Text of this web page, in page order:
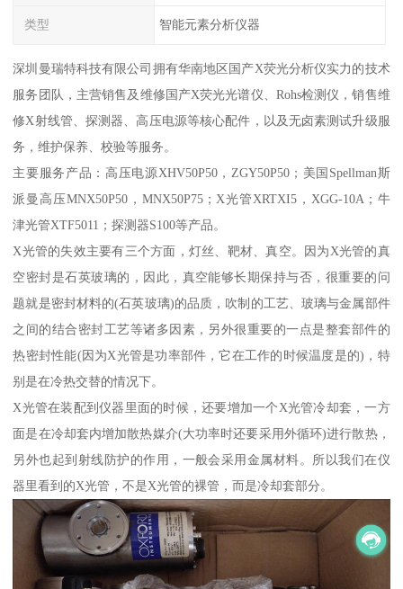
类型 智能元素分析仪器
深圳曼瑞特科技有限公司拥有华南地区国产X荧光分析仪实力的技术
服务团队，主营销售及维修国产X荧光光谱仪、Rohs检测仪，销售维
修X射线管、探测器、高压电源等核心配件，以及无卤素测试升级服
务，维护保养、校验等服务。
主要服务产品：高压电源XHV50P50，ZGY50P50；美国Spellman斯
派曼高压MNX50P50，MNX50P75；X光管XRTXI5，XGG-10A；牛
津光管XTF5011；探测器S100等产品。
X光管的失效主要有三个方面，灯丝、靶材、真空。因为X光管的真
空密封是石英玻璃的，因此，真空能够长期保持与否，很重要的问
题就是密封材料的(石英玻璃)的品质，吹制的工艺、玻璃与金属部件
之间的结合密封工艺等诸多因素，另外很重要的一点是整套部件的
热密封性能(因为X光管是功率部件，它在工作的时候温度是的)，特
别是在冷热交替的情况下。
X光管在装配到仪器里面的时候，还要增加一个X光管冷却套，一方
面是在冷却套内增加散热媒介(大功率时还要采用外循环)进行散热，
另外也起到射线防护的作用，一般会采用金属材料。所以我们在仪
器里看到的X光管，不是X光管的裸管，而是冷却套部分。